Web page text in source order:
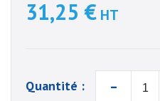
31,25 € HT
Quantité : -